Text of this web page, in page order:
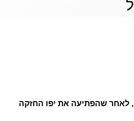
לאחר שהפתיעה את יפו החזקה